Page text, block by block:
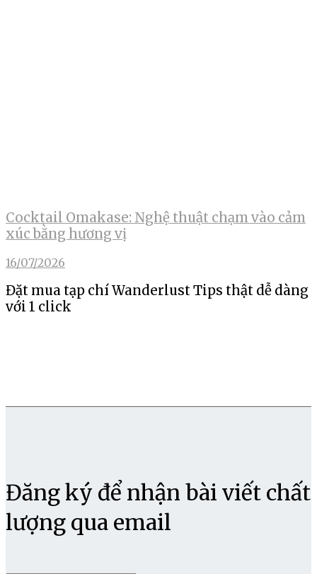
Cocktail Omakase: Nghệ thuật chạm vào cảm
xúc bằng hương vị
16/07/2026
Đặt mua tạp chí Wanderlust Tips thật dễ dàng
với 1 click
Đăng ký để nhận bài viết chất
lượng qua email